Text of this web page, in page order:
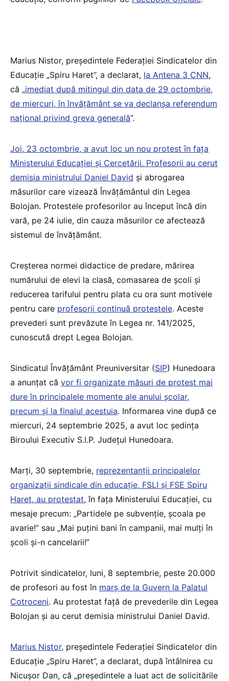
Marius Nistor, președintele Federației Sindicatelor din
Educație „Spiru Haret”, a declarat, la Antena 3 CNN,
că „imediat după mitingul din data de 29 octombrie,
de miercuri, în învățământ se va declanșa referendum
național privind greva generală”.
Joi, 23 octombrie, a avut loc un nou protest în fața
Ministerului Educației și Cercetării. Profesorii au cerut
demisia ministrului Daniel David și abrogarea
măsurilor care vizează Învățământul din Legea
Bolojan. Protestele profesorilor au început încă din
vară, pe 24 iulie, din cauza măsurilor ce afectează
sistemul de învățământ.
Creșterea normei didactice de predare, mărirea
numărului de elevi la clasă, comasarea de școli și
reducerea tarifului pentru plata cu ora sunt motivele
pentru care profesorii continuă protestele. Aceste
prevederi sunt prevăzute în Legea nr. 141/2025,
cunoscută drept Legea Bolojan.
Sindicatul Învățământ Preuniversitar (SIP) Hunedoara
a anunțat că vor fi organizate măsuri de protest mai
dure în principalele momente ale anului școlar,
precum și la finalul acestuia. Informarea vine după ce
miercuri, 24 septembrie 2025, a avut loc ședința
Biroului Executiv S.I.P. Județul Hunedoara.
Marți, 30 septembrie, reprezentanții principalelor
organizații sindicale din educație, FSLI și FSE Spiru
Haret, au protestat, în fața Ministerului Educației, cu
mesaje precum: „Partidele pe subvenție, școala pe
avarie!” sau „Mai puțini bani în campanii, mai mulți în
școli și-n cancelarii!”
Potrivit sindicatelor, luni, 8 septembrie, peste 20.000
de profesori au fost în marș de la Guvern la Palatul
Cotroceni. Au protestat față de prevederile din Legea
Bolojan și au cerut demisia ministrului Daniel David.
Marius Nistor, președintele Federației Sindicatelor din
Educație „Spiru Haret”, a declarat, după întâlnirea cu
Nicușor Dan, că „președintele a luat act de solicitările